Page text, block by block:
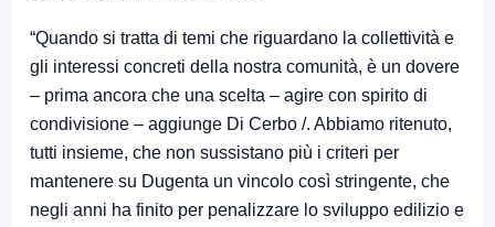
“Quando si tratta di temi che riguardano la collettività e
gli interessi concreti della nostra comunità, è un dovere
– prima ancora che una scelta – agire con spirito di
condivisione – aggiunge Di Cerbo /. Abbiamo ritenuto,
tutti insieme, che non sussistano più i criteri per
mantenere su Dugenta un vincolo così stringente, che
negli anni ha finito per penalizzare lo sviluppo edilizio e